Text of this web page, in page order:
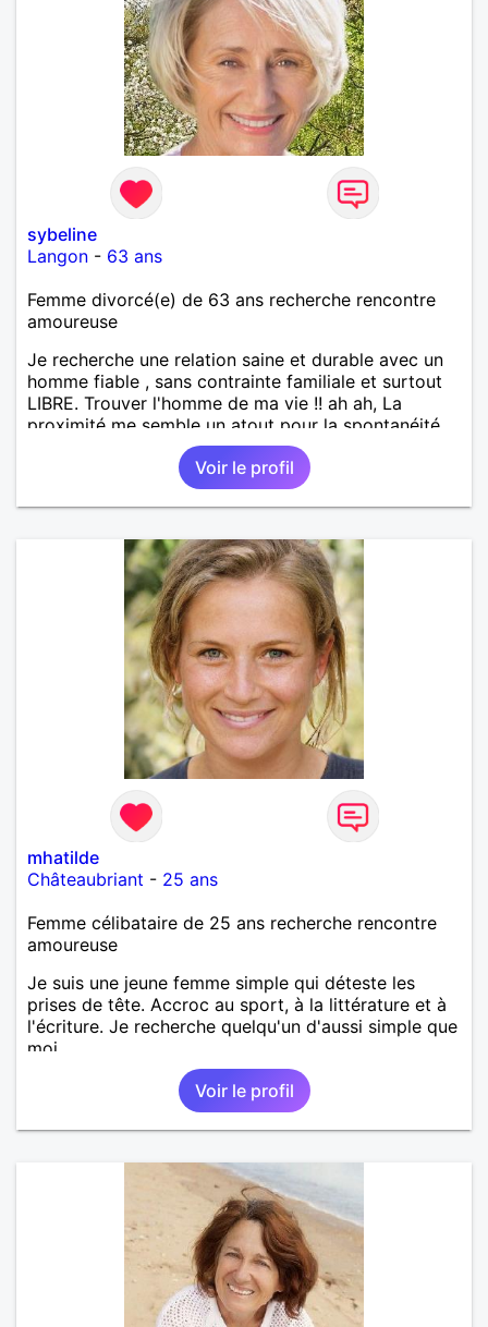
sybeline
Langon - 63 ans
Femme divorcé(e) de 63 ans recherche rencontre
amoureuse
Je recherche une relation saine et durable avec un
homme fiable , sans contrainte familiale et surtout
LIBRE. Trouver l'homme de ma vie !! ah ah, La
proximité me semble un atout pour la spontanéité
de la relation !! A bon entendeur !
Voir le profil
mhatilde
Châteaubriant - 25 ans
Femme célibataire de 25 ans recherche rencontre
amoureuse
Je suis une jeune femme simple qui déteste les
prises de tête. Accroc au sport, à la littérature et à
l'écriture. Je recherche quelqu'un d'aussi simple que
moi.
Voir le profil